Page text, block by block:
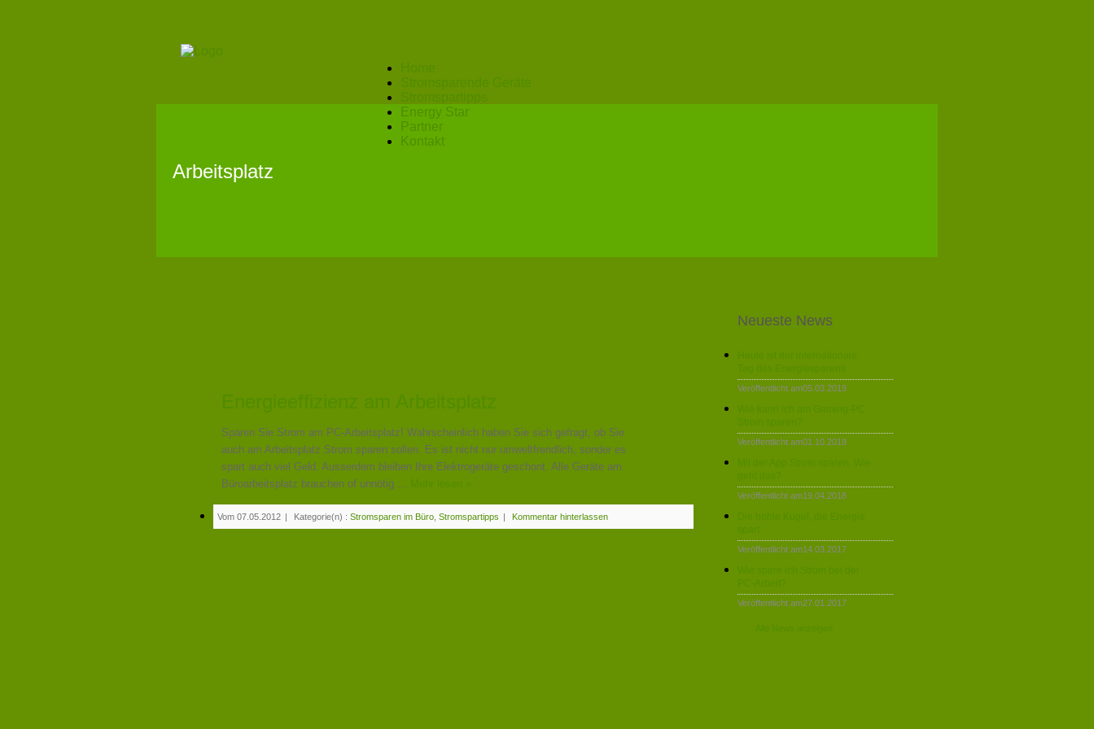
Stromsparende Geräte
Stromspartipps
Energy Star
Partner
Kontakt
Arbeitsplatz
Energieeffizienz am Arbeitsplatz
Sparen Sie Strom am PC-Arbeitsplatz! Wahrscheinlich haben Sie sich gefragt, ob Sie
auch am Arbeitsplatz Strom sparen sollen. Es ist nicht nur umweltfrendlich, sonder es
spart auch viel Geld. Ausserdem bleiben Ihre Elektrogeräte geschont. Alle Geräte am
Büroarbeitsplatz brauchen of unnötig ...
Vom 07.05.2012 | Kategorie(n) : Stromsparen im Büro Stromspartipps | Kommentar hinterlassen
Neueste News
Tag des Energiesparens
Veröffentlicht am05.03.2019
Strom sparen?
Veröffentlicht am01.10.2018
Mit der App Strom sparen. Wie
Veröffentlicht am19.04.2018
spart
Veröffentlicht am14.03.2017
Wie spare ich Strom bei der
PC-Arbeit?
Veröffentlicht am27.01.2017